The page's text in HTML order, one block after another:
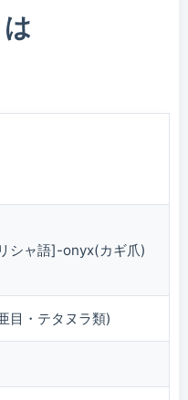
シャ語]-onyx(カギ爪)
目・テタヌラ類)